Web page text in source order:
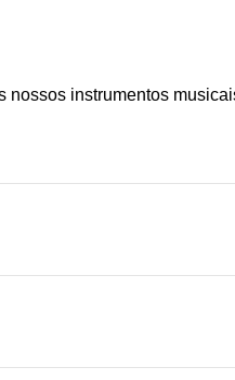
instrumentos